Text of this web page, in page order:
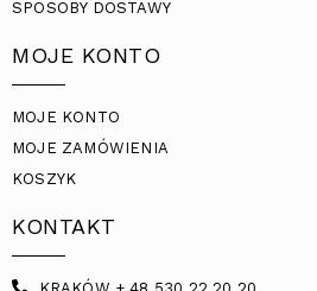
SPOSOBY DOSTAWY
MOJE KONTO
MOJE KONTO
MOJE ZAMÓWIENIA
KOSZYK
KONTAKT